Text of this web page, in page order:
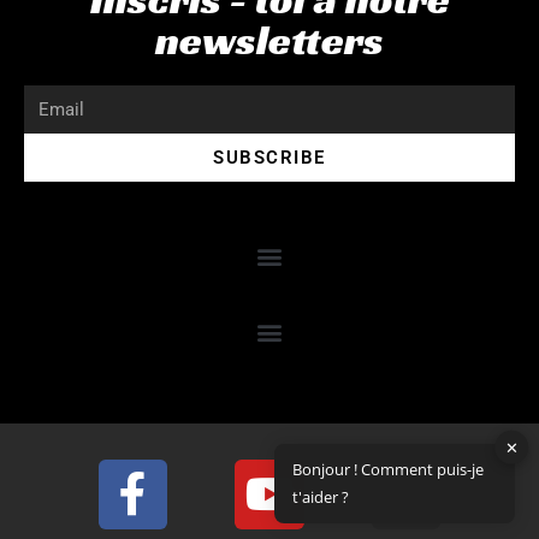
GR20 en solo mode trail à nouveau.
✕
Bonjour ! Comment puis-je
t'aider ?
newsletters
SUBSCRIBE